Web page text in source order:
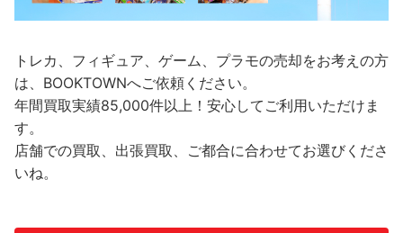
トレカ、フィギュア、ゲーム、プラモの売却をお考えの方
は、BOOKTOWNへご依頼ください。
年間買取実績85,000件以上！安心してご利用いただけま
す。
店舗での買取、出張買取、ご都合に合わせてお選びくださ
いね。